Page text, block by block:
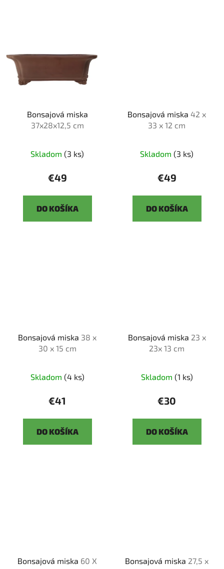
Bonsajová miska
37x28x12,5 cm
Skladom (3 ks)
€49
DO KOŠÍKA
Bonsajová miska 42 x
33 x 12 cm
Skladom (3 ks)
€49
DO KOŠÍKA
Bonsajová miska 38 x
30 x 15 cm
Skladom (4 ks)
€41
DO KOŠÍKA
Bonsajová miska 23 x
23x 13 cm
Skladom (1 ks)
€30
DO KOŠÍKA
Bonsajová miska 60 X
Bonsajová miska 27,5 x